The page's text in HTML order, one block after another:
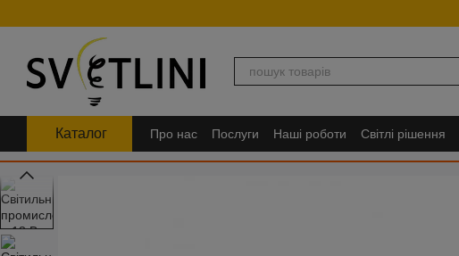
Каталог Про нас Послуги Наші роботи Світлі рішення